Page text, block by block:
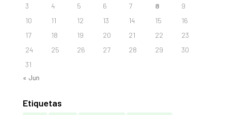
3
4 5 6 7 8
9
10
11 12 13 14 15
16
17
18 19 20 21 22
23
24
25 26 27 28 29
30
31
« Jun
Etiquetas